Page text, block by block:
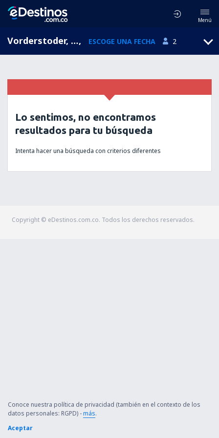
Menú
Vorderstoder, Alta Austria, Austria, ESCOGE UNA FECHA 2
Lo sentimos, no encontramos
resultados para tu búsqueda
Intenta hacer una búsqueda con criterios diferentes
Copyright © eDestinos.com.co. Todos los derechos reservados.
Conoce nuestra política de privacidad (también en el contexto de los
datos personales: RGPD) -más.
Aceptar